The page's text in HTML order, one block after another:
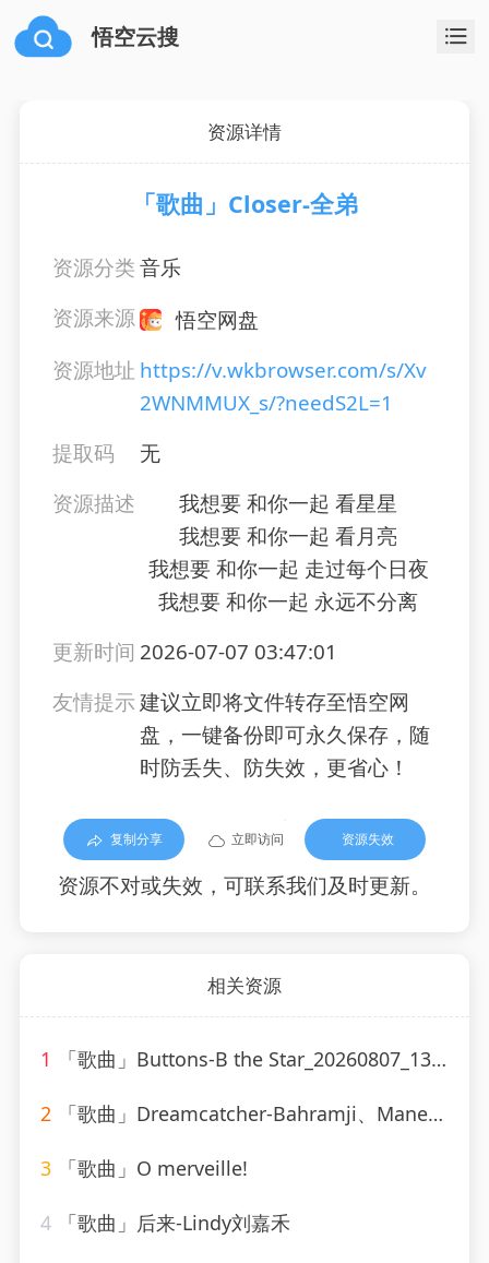
悟空云搜
资源详情
「歌曲」Closer-全弟
资源分类音乐
资源来源
悟空网盘
资源地址 https://v.wkbrowser.com/s/Xv
2WNMMUX_s/?needS2L=1
提取码
无
资源描述
我想要 和你一起 看星星
我想要 和你一起 看月亮
我想要 和你一起 走过每个日夜
我想要 和你一起 永远不分离
更新时间 2026-07-07 03:47:01
友情提示建议立即将文件转存至悟空网
盘，一键备份即可永久保存，随
时防丢失、防失效，更省心！
复制分享 立即访问 资源失效
资源不对或失效，可联系我们及时更新。
相关资源
1 「歌曲」Buttons-B the Star_20260807_131713
2 「歌曲」Dreamcatcher-Bahramji、Maneesh de Moor、Bashir、Zhubin Kalhor、Sudha
3 「歌曲」O merveille!
4 「歌曲」后来-Lindy刘嘉禾